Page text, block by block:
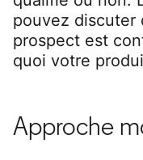
pouvez discuter
prospect est
quoi votre
Approche